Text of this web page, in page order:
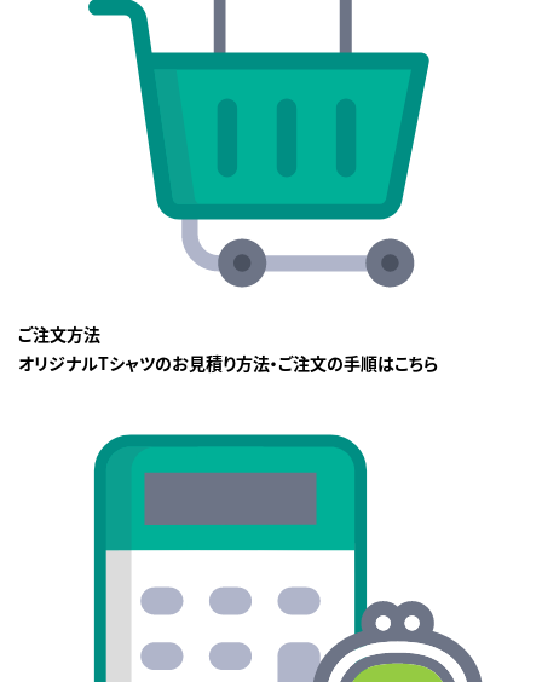
ご注文方法
オリジナルTシャツのお見積り方法・ご注文の手順はこちら